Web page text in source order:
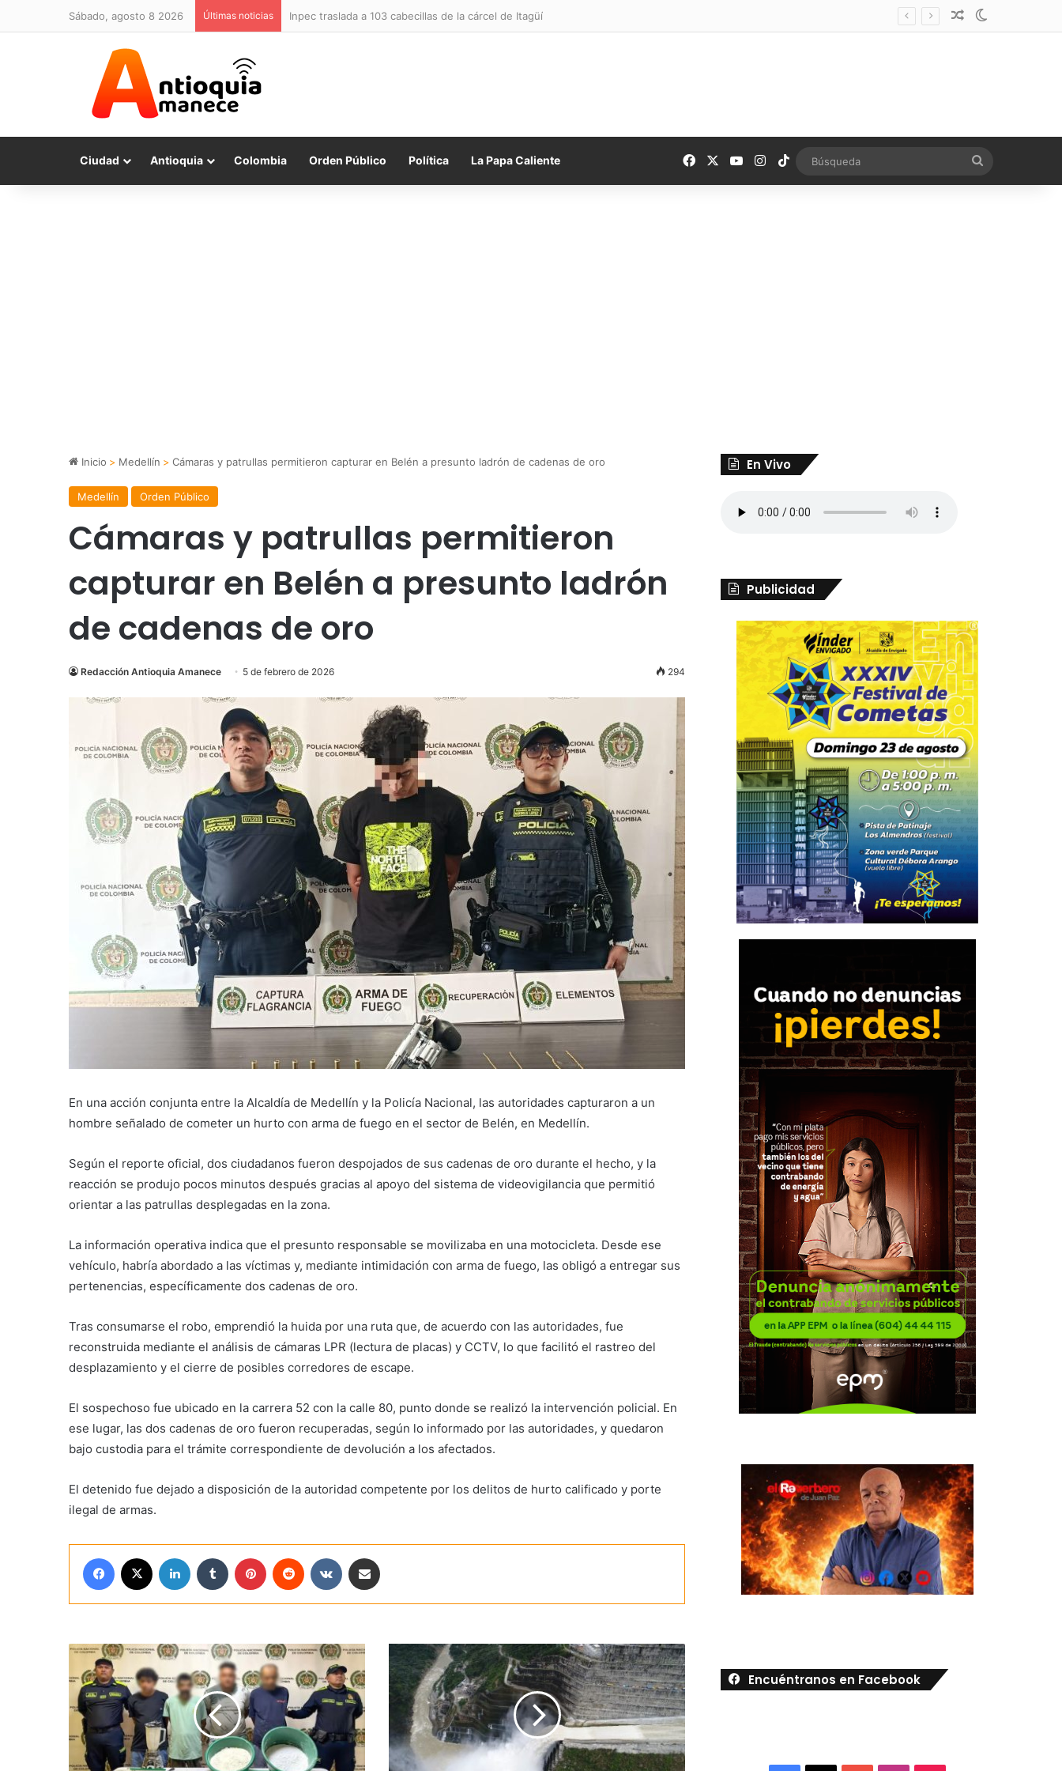
sábado, agosto 8 2026 Últimas noticias Inpec traslada a 103 cabecillas de la cárcel de Itagüí Noticia aleatoria
Ciudad Antioquia Colombia Orden Público Política La Papa Caliente FacebookYouTubeInstagram
TikTok
Inicio > Medellín > Cámaras y patrullas permitieron capturar en Belén a presunto ladrón de cadenas de oro
Medellín Orden Público
Cámaras y patrullas permitieron
capturar en Belén a presunto ladrón
de cadenas de oro
Redacción Antioquia Amanece 5 de febrero de 2026 294
En una acción conjunta entre la Alcaldía de Medellín y la Policía Nacional, las autoridades capturaron a un
hombre señalado de cometer un hurto con arma de fuego en el sector de Belén, en Medellín.
Según el reporte oficial, dos ciudadanos fueron despojados de sus cadenas de oro durante el hecho, y la
reacción se produjo pocos minutos después gracias al apoyo del sistema de videovigilancia que permitió
orientar a las patrullas desplegadas en la zona.
La información operativa indica que el presunto responsable se movilizaba en una motocicleta. Desde ese
vehículo, habría abordado a las víctimas y, mediante intimidación con arma de fuego, las obligó a entregar sus
pertenencias, específicamente dos cadenas de oro.
Tras consumarse el robo, emprendió la huida por una ruta que, de acuerdo con las autoridades, fue
reconstruida mediante el análisis de cámaras LPR (lectura de placas) y CCTV, lo que facilitó el rastreo del
desplazamiento y el cierre de posibles corredores de escape.
El sospechoso fue ubicado en la carrera 52 con la calle 80, punto donde se realizó la intervención policial. En
ese lugar, las dos cadenas de oro fueron recuperadas, según lo informado por las autoridades, y quedaron
bajo custodia para el trámite correspondiente de devolución a los afectados.
El detenido fue dejado a disposición de la autoridad competente por los delitos de hurto calificado y porte
ilegal de armas.
Facebook LinkedIn Tumblr Pinterest Reddit VKontakte
En Vivo
Publicidad
Encuéntranos en Facebook